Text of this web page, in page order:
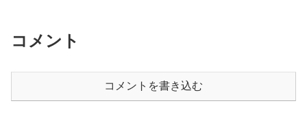
コメント
コメントを書き込む